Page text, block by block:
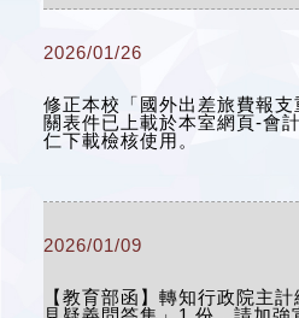
2026/01/26
修正本校「國外出差旅費報
關表件已上載於本室網頁-會
仁下載檢核使用。
2026/01/09
【教育部函】轉知行政院主